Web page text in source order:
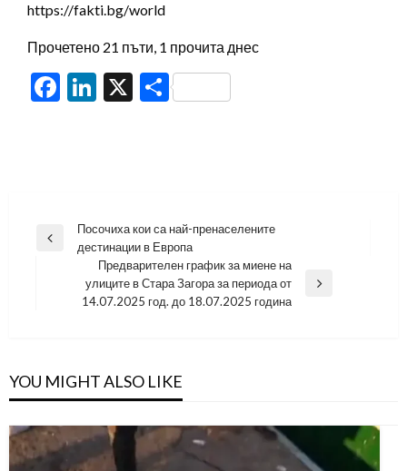
https://fakti.bg/world
Прочетено 21 пъти, 1 прочита днес
Facebook
LinkedIn
X Share
Навигация
Previous
Посочиха кои са най-пренаселените
дестинации в Европа
Предварителен график за миене на
улиците в Стара Загора за периода от
14.07.2025 год. до 18.07.2025 година
YOU MIGHT ALSO LIKE